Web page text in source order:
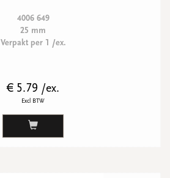
4006 649
25 mm
Verpakt per 1 /ex.
€ 5.79 /ex.
Excl BTW